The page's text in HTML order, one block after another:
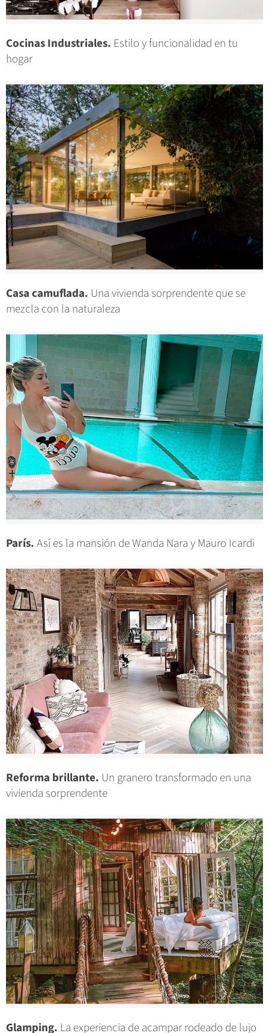
Cocinas Industriales. Estilo y funcionalidad en tu
hogar
Casa camuflada. Una vivienda sorprendente que se
mezcla con la naturaleza
París.Así es la mansión de Wanda Nara y Mauro Icardi
Reforma brillante. Un granero transformado en una
vivienda sorprendente
Glamping. La experiencia de acampar rodeado de lujo